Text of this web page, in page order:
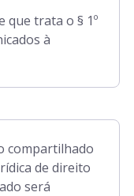
que trata o § 1º
à
compartilhado
de direito
será